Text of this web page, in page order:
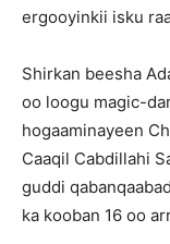
ergooyinkii isku
Shirkan beesha
oo loogu magic-
hogaaminayeen
Caaqil Cabdillahi
guddi
ka kooban 16 oo